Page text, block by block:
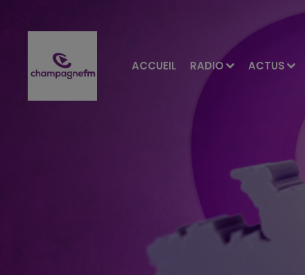
ACCUEIL RADIO ACTUS